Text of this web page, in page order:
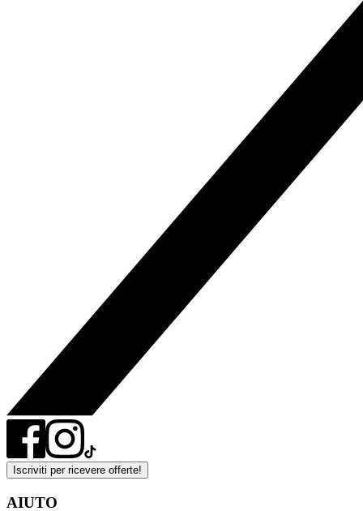
Iscriviti per ricevere offerte!
AIUTO